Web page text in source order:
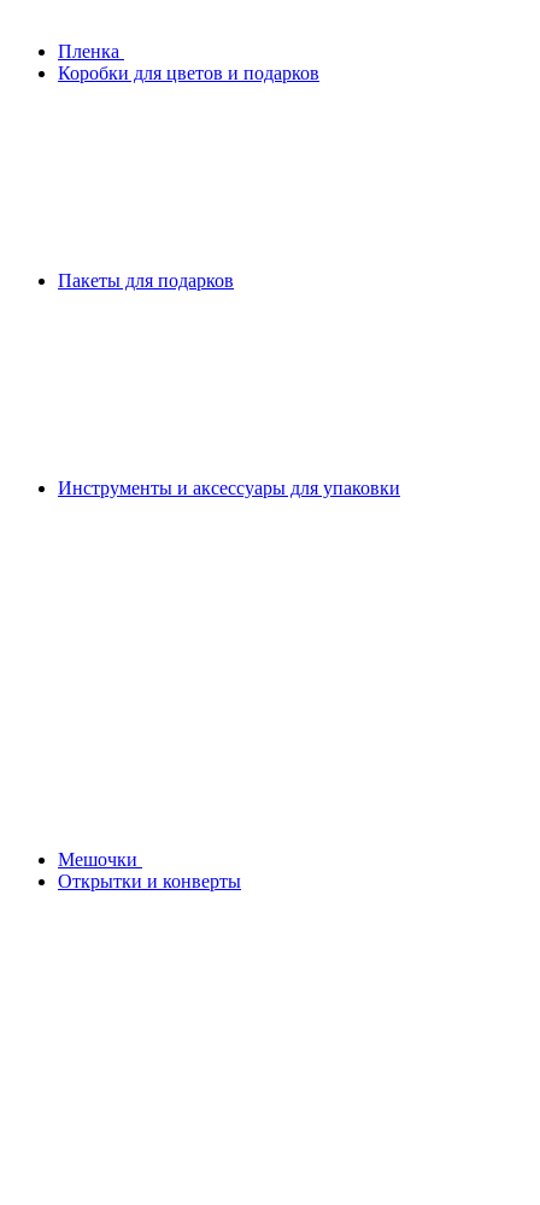
Плeнка
Коробки для цветов и подарков
Пакеты для подарков
Инструменты и аксессуары для упаковки
Мешочки
Открытки и конверты